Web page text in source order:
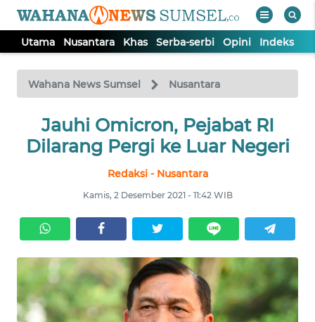
Utama Nusantara Khas Serba-serbi Opini Indeks
Wahana News Sumsel Nusantara
Jauhi Omicron, Pejabat RI
Dilarang Pergi ke Luar Negeri
Redaksi - Nusantara
Kamis, 2 Desember 2021 - 11:42 WIB
TV
Tutup
UTAMA
SERBA-
SERBI
OPINI